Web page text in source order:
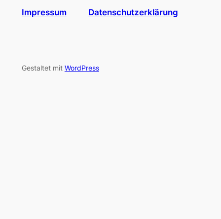
Impressum Datenschutzerklärung
Gestaltet mit WordPress